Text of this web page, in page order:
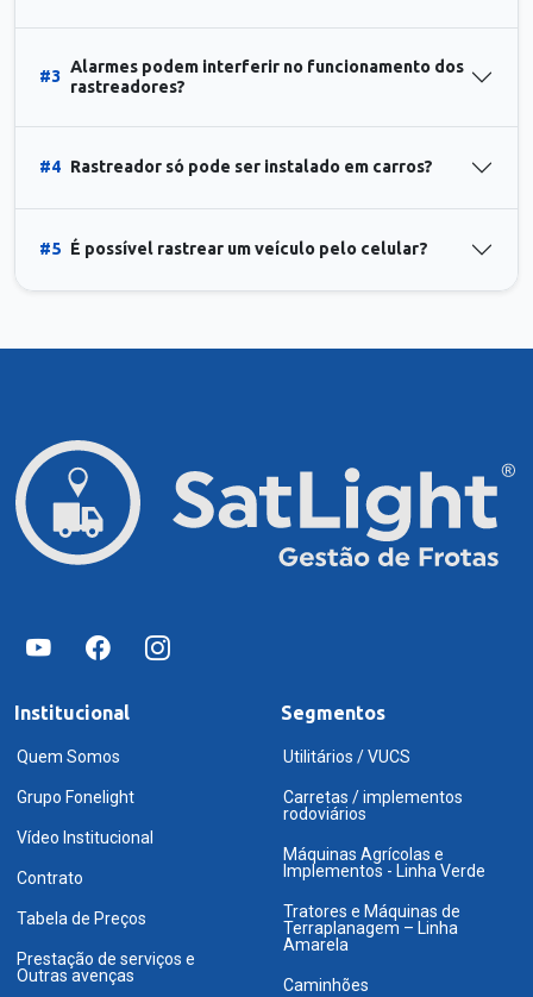
#3
Alarmes podem interferir no funcionamento dos
rastreadores?
#4 Rastreador só pode ser instalado em carros?
#5 É possível rastrear um veículo pelo celular?
Institucional
Quem Somos
Grupo Fonelight
Vídeo Institucional
Contrato
Tabela de Preços
Prestação de serviços e
Outras avenças
Segmentos
Utilitários / VUCS
Carretas / implementos
rodoviários
Máquinas Agrícolas e
Implementos - Linha Verde
Tratores e Máquinas de
Terraplanagem – Linha
Amarela
Caminhões